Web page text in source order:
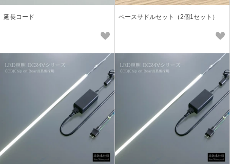
延長コード ベースサドルセット（2個1セット）